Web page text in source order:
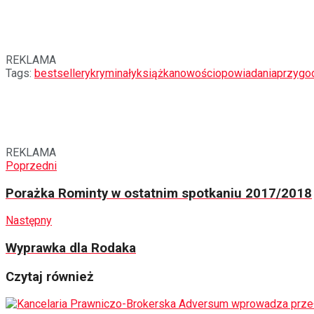
REKLAMA
Tags: bestsellerykryminałyksiążkanowościopowiadania
REKLAMA
Poprzedni
Porażka Rominty w ostatnim spotkaniu 2017/2018
Następny
Wyprawka dla Rodaka
Czytaj również